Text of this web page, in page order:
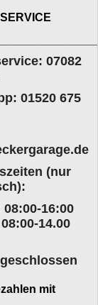
07082
01520 675
(nur
08:00-16:00
14.00
mit